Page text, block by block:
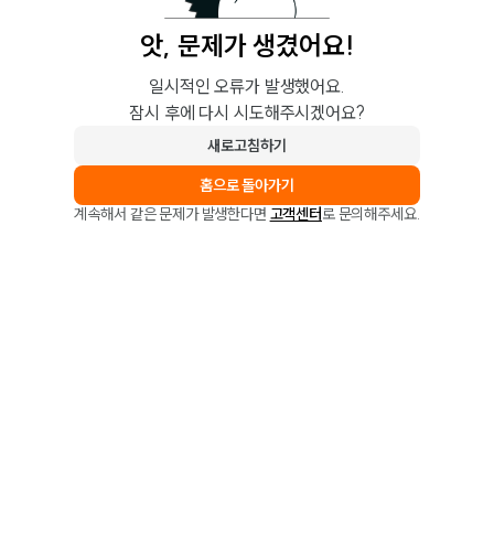
앗, 문제가 생겼어요!
일시적인 오류가 발생했어요.
잠시 후에 다시 시도해주시겠어요?
새로고침하기
홈으로 돌아가기
계속해서 같은 문제가 발생한다면 고객센터로 문의해주세요.